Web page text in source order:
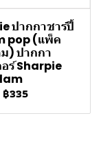
ปากกาชาร์ปี้
pop (แพ็ค
ม) ปากกา
อร์ Sharpie
฿335